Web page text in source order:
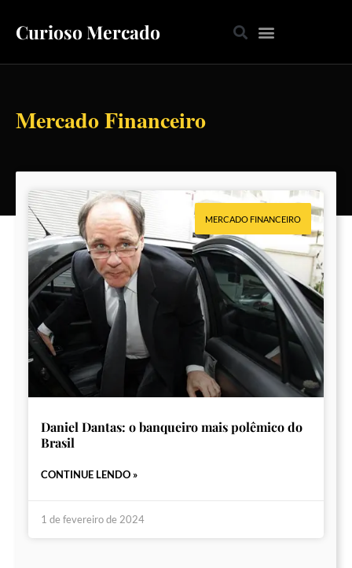
Curioso Mercado
Mercado Financeiro
MERCADO FINANCEIRO
Daniel Dantas: o banqueiro mais polêmico do
Brasil
CONTINUE LENDO »
1 de fevereiro de 2024